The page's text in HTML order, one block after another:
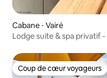
Cabane ⋅ Vairé
Coup de cœur voyageurs
Coup de cœur voyageurs